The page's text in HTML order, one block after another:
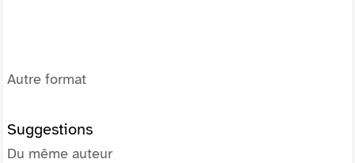
Autre format
Suggestions
Du même auteur